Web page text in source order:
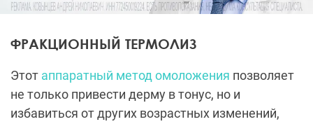
ФРАКЦИОННЫЙ ТЕРМОЛИЗ
Этот аппаратный метод омоложения позволяет
не только привести дерму в тонус, но и
избавиться от других возрастных изменений,